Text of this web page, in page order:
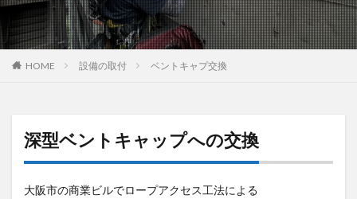
HOME 設備の取付 ベントキャプ交換
深型ベントキャップへの交換
大阪市の商業ビルでロープアクセス工法による